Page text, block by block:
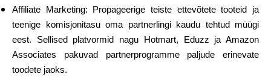
Affiliate Marketing: Propageerige teiste ettevõtete tooteid ja
teenige komisjonitasu oma partnerlingi kaudu tehtud müügi
eest. Sellised platvormid nagu Hotmart, Eduzz ja Amazon
Associates pakuvad partnerprogramme paljude erinevate
toodete jaoks.